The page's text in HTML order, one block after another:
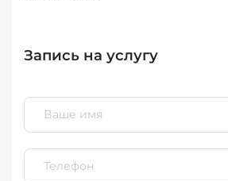
Запись на услугу